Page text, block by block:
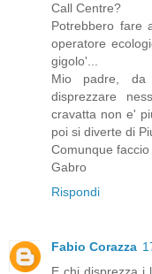
Call Centre?
Potrebbero fare
operatore
gigolo'...
Mio padre,
disprezzare
cravatta non e'
poi si diverte di
Comunque faccio
Gabro
Rispondi
Fabio Corazza